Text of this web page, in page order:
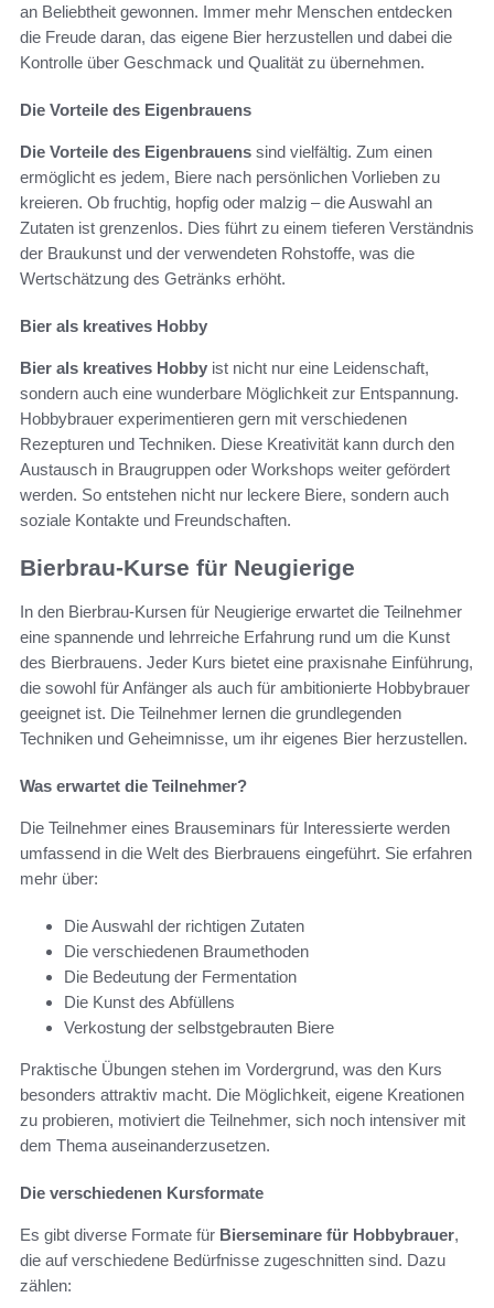
an Beliebtheit gewonnen. Immer mehr Menschen entdecken
die Freude daran, das eigene Bier herzustellen und dabei die
Kontrolle über Geschmack und Qualität zu übernehmen.
Die Vorteile des Eigenbrauens
Die Vorteile des Eigenbrauens sind vielfältig. Zum einen
ermöglicht es jedem, Biere nach persönlichen Vorlieben zu
kreieren. Ob fruchtig, hopfig oder malzig – die Auswahl an
Zutaten ist grenzenlos. Dies führt zu einem tieferen Verständnis
der Braukunst und der verwendeten Rohstoffe, was die
Wertschätzung des Getränks erhöht.
Bier als kreatives Hobby
Bier als kreatives Hobby ist nicht nur eine Leidenschaft,
sondern auch eine wunderbare Möglichkeit zur Entspannung.
Hobbybrauer experimentieren gern mit verschiedenen
Rezepturen und Techniken. Diese Kreativität kann durch den
Austausch in Braugruppen oder Workshops weiter gefördert
werden. So entstehen nicht nur leckere Biere, sondern auch
soziale Kontakte und Freundschaften.
Bierbrau-Kurse für Neugierige
In den Bierbrau-Kursen für Neugierige erwartet die Teilnehmer
eine spannende und lehrreiche Erfahrung rund um die Kunst
des Bierbrauens. Jeder Kurs bietet eine praxisnahe Einführung,
die sowohl für Anfänger als auch für ambitionierte Hobbybrauer
geeignet ist. Die Teilnehmer lernen die grundlegenden
Techniken und Geheimnisse, um ihr eigenes Bier herzustellen.
Was erwartet die Teilnehmer?
Die Teilnehmer eines Brauseminars für Interessierte werden
umfassend in die Welt des Bierbrauens eingeführt. Sie erfahren
mehr über:
Die Auswahl der richtigen Zutaten
Die verschiedenen Braumethoden
Die Bedeutung der Fermentation
Die Kunst des Abfüllens
Verkostung der selbstgebrauten Biere
Praktische Übungen stehen im Vordergrund, was den Kurs
besonders attraktiv macht. Die Möglichkeit, eigene Kreationen
zu probieren, motiviert die Teilnehmer, sich noch intensiver mit
dem Thema auseinanderzusetzen.
Die verschiedenen Kursformate
Es gibt diverse Formate für Bierseminare für Hobbybrauer,
die auf verschiedene Bedürfnisse zugeschnitten sind. Dazu
zählen: